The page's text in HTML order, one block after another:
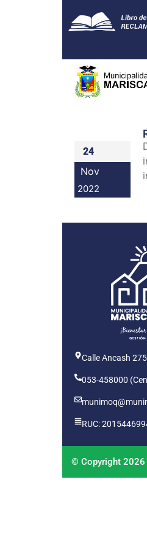
24
Nov
2022
Calle Ancash
053-458000
RUC:
© Copyright 2026